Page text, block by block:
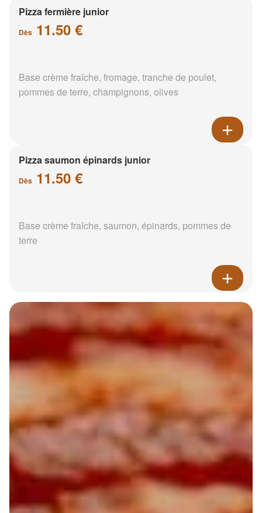
Pizza fermière junior
Dès 11.50 €
Base crème fraîche, fromage, tranche de poulet,
pommes de terre, champignons, olives
Pizza saumon épinards junior
Dès 11.50 €
Base crème fraîche, saumon, épinards, pommes de
terre